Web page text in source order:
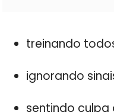
treinando
ignorando
sentindo culpa